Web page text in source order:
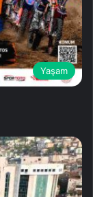
Yaşam